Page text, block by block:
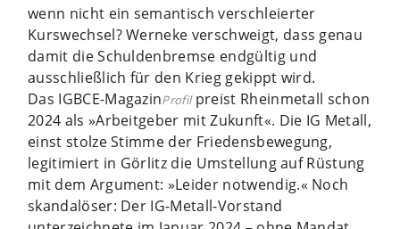
wenn nicht ein semantisch verschleierter
Kurswechsel? Werneke verschweigt, dass genau
damit die Schuldenbremse endgültig und
ausschließlich für den Krieg gekippt wird.
Das IGBCE-MagazinProfilpreist Rheinmetall schon
2024 als »Arbeitgeber mit Zukunft«. Die IG Metall,
einst stolze Stimme der Friedensbewegung,
legitimiert in Görlitz die Umstellung auf Rüstung
mit dem Argument: »Leider notwendig.« Noch
skandalöser: Der IG-Metall-Vorstand